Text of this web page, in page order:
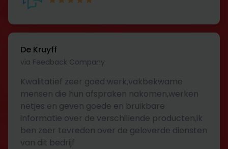
De Kruyff
via Feedback Company
Kwalitatief zeer goed werk,vakbekwame
mensen die hun afspraken nakomen,werken
netjes en geven goede en bruikbare
informatie over de verschillende producten,ik
ben zeer tevreden over de geleverde diensten
van dit bedrijf